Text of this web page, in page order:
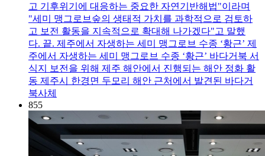
고 기후위기에 대응하는 중요한 자연기반해법"이라며
"세미 맹그로브숲의 생태적 가치를 과학적으로 검토하
고 보전 활동을 지속적으로 확대해 나가겠다"고 말했
다. 끝. 제주에서 자생하는 세미 맹그로브 수종 ‘황근’ 제
주에서 자생하는 세미 맹그로브 수종 ‘황근’ 바다거북 서
식지 보전을 위해 제주 해안에서 진행되는 해안 정화 활
동 제주시 한경면 두모리 해안 근처에서 발견된 바다거
북사체
855